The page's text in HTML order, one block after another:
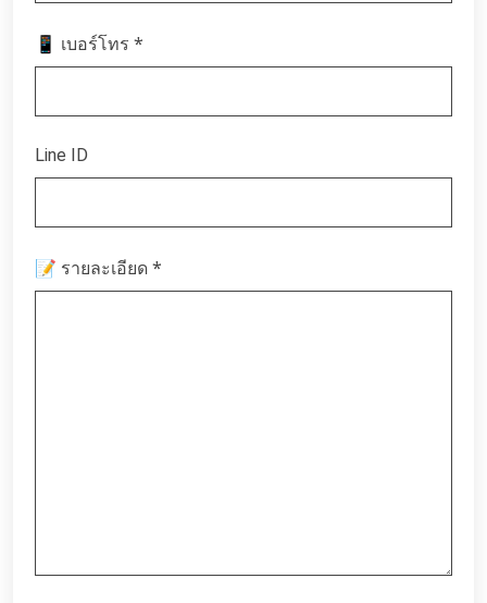
📱 เบอร์โทร *
Line ID
📝 รายละเอียด *